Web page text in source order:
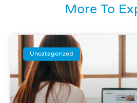
More To
Uncategorized